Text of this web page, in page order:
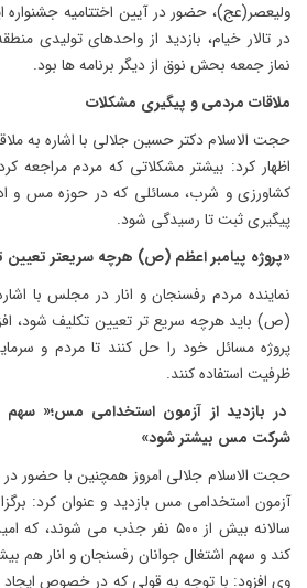
ولیعصر(عج)، حضور در آیین اختتامیه
در تالار خیام، بازدید از واحدهای تولیدی
نماز جمعه بحش نوق از دیگر برنامه ها بود.
ملاقات مردمی و پیگیری مشکلات
حجت الاسلام دکتر حسین جلالی با اشاره به
اظهار کرد: بیشتر مشکلاتی که مردم مراجعه
کشاورزی و شرب، مسائلی که در حوزه مس و
پیگیری ثبت تا رسیدگی شود.
«پروژه پیامبر اعظم (ص) هرچه سریعتر
نماینده مردم رفسنجان و انار در مجلس با
(ص) باید هرچه سریع تر تعیین تکلیف شود،
پروژه مسائل خود را حل کنند تا مردم و
ظرفیت استفاده کنند.
در بازدید از آزمون استخدامی مس؛« سهم
شرکت مس بیشتر شود»
حجت الاسلام جلالی امروز همچنین با حضور در
آزمون استخدامی مس بازدید و عنوان کرد:
سالانه بیش از ۵۰۰ نفر جذب می
کند و سهم اشتغال جوانان رفسنجان و انار هم
وی افزود: با توجه به قولی که در خصوص ایجاد